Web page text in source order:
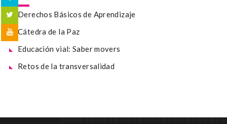
Derechos Básicos de Aprendizaje
Cátedra de la Paz
Educación vial: Saber movers
Retos de la transversalidad